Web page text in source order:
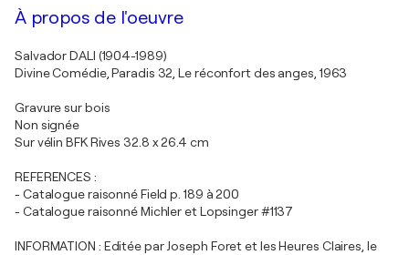
À propos de l'oeuvre
Salvador DALI (1904-1989)
Divine Comédie, Paradis 32, Le réconfort des anges, 1963
Gravure sur bois
Non signée
Sur vélin BFK Rives 32.8 x 26.4 cm
REFERENCES :
- Catalogue raisonné Field p. 189 à 200
- Catalogue raisonné Michler et Lopsinger #1137
INFORMATION : Editée par Joseph Foret et les Heures Claires, le